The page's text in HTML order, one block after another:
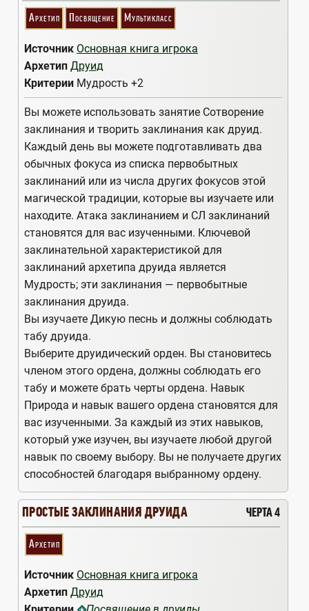
Архетип Посвящение Мультикласс
Источник Основная книга игрока
Архетип Друид
Критерии Мудрость +2
Вы можете использовать занятие Сотворение
заклинания и творить заклинания как друид.
Каждый день вы можете подготавливать два
обычных фокуса из списка первобытных
заклинаний или из числа других фокусов этой
магической традиции, которые вы изучаете или
находите. Атака заклинанием и СЛ заклинаний
становятся для вас изученными. Ключевой
заклинательной характеристикой для
заклинаний архетипа друида является
Мудрость; эти заклинания — первобытные
заклинания друида.
Вы изучаете Дикую песнь и должны соблюдать
табу друида.
Выберите друидический орден. Вы становитесь
членом этого ордена, должны соблюдать его
табу и можете брать черты ордена. Навык
Природа и навык вашего ордена становятся для
вас изученными. За каждый из этих навыков,
который уже изучен, вы изучаете любой другой
навык по своему выбору. Вы не получаете других
способностей благодаря выбранному ордену.
ПРОСТЫЕ ЗАКЛИНАНИЯ ДРУИДА ЧЕРТА 4
Архетип
Источник Основная книга игрока
Архетип Друид